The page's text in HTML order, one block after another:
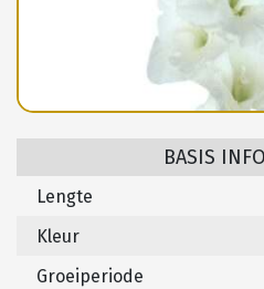
BASIS
Lengte
Kleur
Groeiperiode